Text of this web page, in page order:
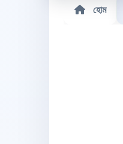
হোম